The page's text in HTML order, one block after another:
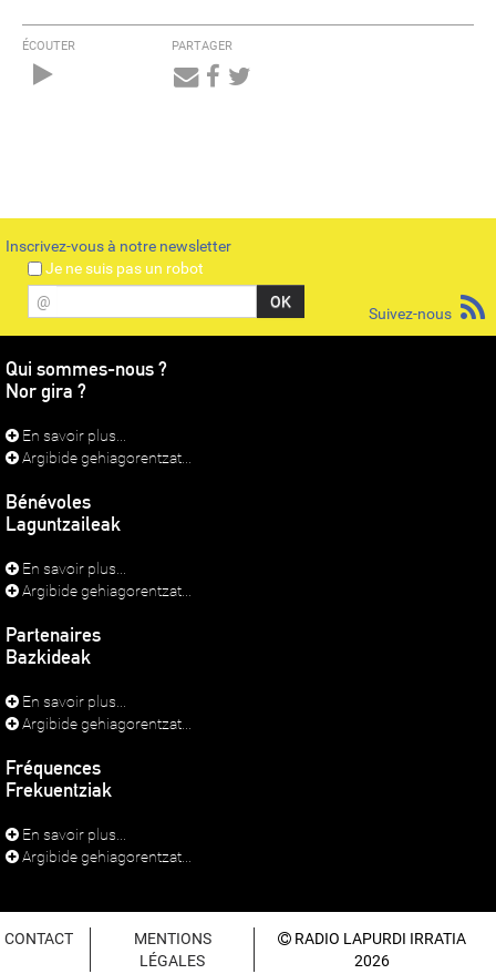
ÉCOUTER PARTAGER
Inscrivez-vous à notre newsletter
Je ne suis pas un robot
@
Suivez-nous
Qui sommes-nous ?
Nor gira ?
En savoir plus...
Argibide gehiagorentzat...
Bénévoles
Laguntzaileak
En savoir plus...
Argibide gehiagorentzat...
Partenaires
Bazkideak
En savoir plus...
Argibide gehiagorentzat...
Fréquences
Frekuentziak
En savoir plus...
Argibide gehiagorentzat...
CONTACT
MENTIONS
LÉGALES
RADIO LAPURDI IRRATIA
2026